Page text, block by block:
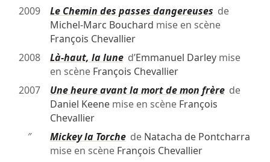
2009
Le Chemin des passes dangereuses de
Michel-Marc Bouchard mise en scène
François Chevallier
2008
Là-haut, la luned’Emmanuel Darleymise
en scène François Chevallier
2007
Une heure avant la mort de mon frèrede
Daniel Keenemise en scène François
Chevallier
″
Mickey la Torchede Natacha de Pontcharra
mise en scène François Chevallier